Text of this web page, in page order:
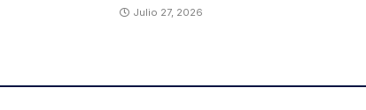
Julio 27, 2026